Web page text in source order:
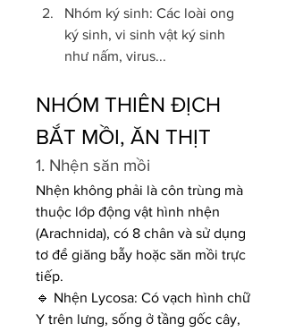
Nhóm ký sinh: Các loài ong
ký sinh, vi sinh vật ký sinh
như nấm, virus...
NHÓM THIÊN ĐỊCH
BẮT MỒI, ĂN THỊT
1. Nhện săn mồi
Nhện không phải là côn trùng mà
thuộc lớp động vật hình nhện
(Arachnida), có 8 chân và sử dụng
tơ để giăng bẫy hoặc săn mồi trực
tiếp.
🔹 Nhện Lycosa: Có vạch hình chữ
Y trên lưng, sống ở tầng gốc cây,